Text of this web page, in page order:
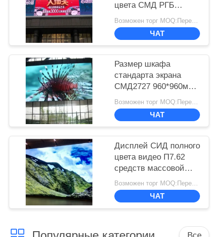
цвета СМД РГБ
определение П6.67
видео- высокое
ЧАТ
Размер шкафа
стандарта экрана
СМД2727 960*960мм
СИД полного цвета
ХД П5 на открытом
воздухе
Возможен торг MOQ:Переговоры
ЧАТ
Дисплей СИД полного
цвета видео П7.62
средств массовой
информации крытый
с размером модуля
244*244мм
Возможен торг MOQ:Переговоры
ЧАТ
Все